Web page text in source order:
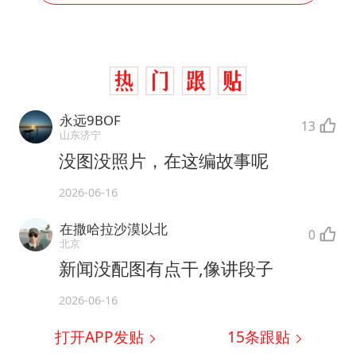
永远9BOF
山东济宁 13
没图没照片，在这编故事呢
2026-06-16
在撒哈拉沙漠以北
北京 0
新闻没配图有点干,像讲段子
2026-06-16
打开APP发贴 15条跟贴